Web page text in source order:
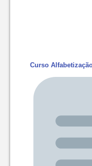
Curso